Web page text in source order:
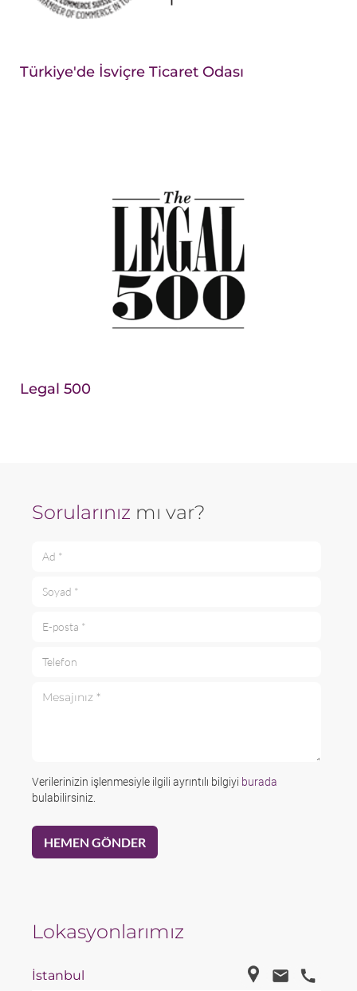
Türkiye'de İsviçre Ticaret Odası
Legal 500
Sorularınız mı var?
Verilerinizin işlenmesiyle ilgili ayrıntılı bilgiyi burada
bulabilirsiniz.
Lokasyonlarımız
İstanbul